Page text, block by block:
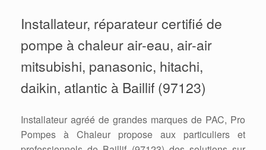
Installateur, réparateur certifié de
pompe à chaleur air-eau, air-air
mitsubishi, panasonic, hitachi,
daikin, atlantic à Baillif (97123)
Installateur agréé de grandes marques de PAC, Pro
Pompes à Chaleur propose aux particuliers et